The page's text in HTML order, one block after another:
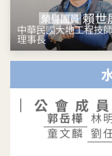
榮譽團員 賴世
中華民國大地工程技
理事長
公會成員
林
童文麟